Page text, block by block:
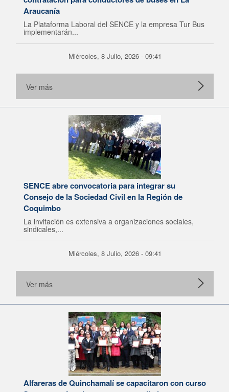
Araucanía
La Plataforma Laboral del SENCE y la empresa Tur Bus
implementarán...
Miércoles, 8 Julio, 2026 - 09:41
Ver más
SENCE abre convocatoria para integrar su
Consejo de la Sociedad Civil en la Región de
Coquimbo
La invitación es extensiva a organizaciones sociales,
sindicales,...
Miércoles, 8 Julio, 2026 - 09:41
Ver más
Alfareras de Quinchamalí se capacitaron con curso